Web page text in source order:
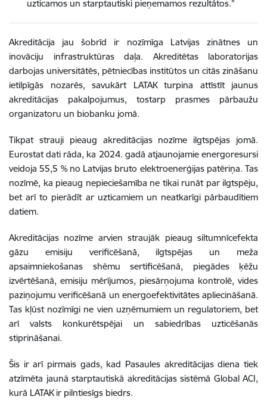
uzticamos un starptautiski pieņemamos rezultātos.”
Akreditācija jau šobrīd ir nozīmīga Latvijas zinātnes un
inovāciju infrastruktūras daļa. Akreditētas laboratorijas
darbojas universitātēs, pētniecības institūtos un citās zināšanu
ietilpīgās nozarēs, savukārt LATAK turpina attīstīt jaunus
akreditācijas pakalpojumus, tostarp prasmes pārbaužu
organizatoru un biobanku jomā.
Tikpat strauji pieaug akreditācijas nozīme ilgtspējas jomā.
Eurostat dati rāda, ka 2024. gadā atjaunojamie energoresursi
veidoja 55,5 % no Latvijas bruto elektroenerģijas patēriņa. Tas
nozīmē, ka pieaug nepieciešamība ne tikai runāt par ilgtspēju,
bet arī to pierādīt ar uzticamiem un neatkarīgi pārbaudītiem
datiem.
Akreditācijas nozīme arvien straujāk pieaug siltumnīcefekta
gāzu emisiju verificēšanā, ilgtspējas un meža
apsaimniekošanas shēmu sertificēšanā, piegādes ķēžu
izvērtēšanā, emisiju mērījumos, piesārņojuma kontrolē, vides
paziņojumu verificēšanā un energoefektivitātes apliecināšanā.
Tas kļūst nozīmīgi ne vien uzņēmumiem un regulatoriem, bet
arī valsts konkurētspējai un sabiedrības uzticēšanās
stiprināšanai.
Šis ir arī pirmais gads, kad Pasaules akreditācijas diena tiek
atzīmēta jaunā starptautiskā akreditācijas sistēmā Global ACI,
kurā LATAK ir pilntiesīgs biedrs.